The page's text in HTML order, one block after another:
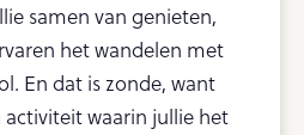
samen van genieten,
het wandelen met
En dat is zonde, want
activiteit waarin jullie het